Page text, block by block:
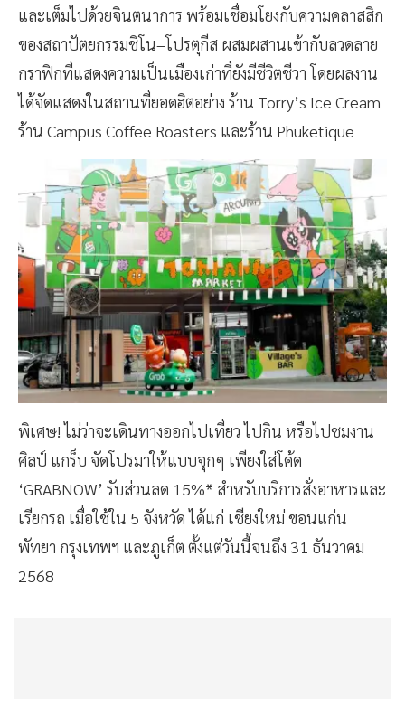
และเต็มไปด้วยจินตนาการ พร้อมเชื่อมโยงกับความคลาสสิก
ของสถาปัตยกรรมชิโน–โปรตุกีส ผสมผสานเข้ากับลวดลาย
กราฟิกที่แสดงความเป็นเมืองเก่าที่ยังมีชีวิตชีวา โดยผลงาน
ได้จัดแสดงในสถานที่ยอดฮิตอย่าง ร้าน Torry’s Ice Cream
ร้าน Campus Coffee Roasters และร้าน Phuketique
พิเศษ! ไม่ว่าจะเดินทางออกไปเที่ยว ไปกิน หรือไปชมงาน
ศิลป์ แกร็บ จัดโปรมาให้แบบจุกๆ เพียงใส่โค้ด
‘GRABNOW’ รับส่วนลด 15%* สำหรับบริการสั่งอาหารและ
เรียกรถ เมื่อใช้ใน 5 จังหวัด ได้แก่ เชียงใหม่ ขอนแก่น
พัทยา กรุงเทพฯ และภูเก็ต ตั้งแต่วันนี้จนถึง 31 ธันวาคม
2568